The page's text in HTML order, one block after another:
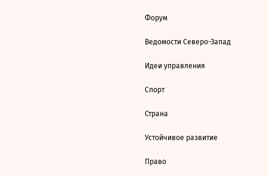
Форум
Ведомости Северо-Запад
Идеи управления
Спорт
Страна
Устойчивое развитие
Право